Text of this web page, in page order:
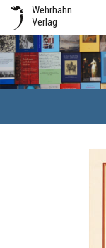
Wehrhahn
Verlag